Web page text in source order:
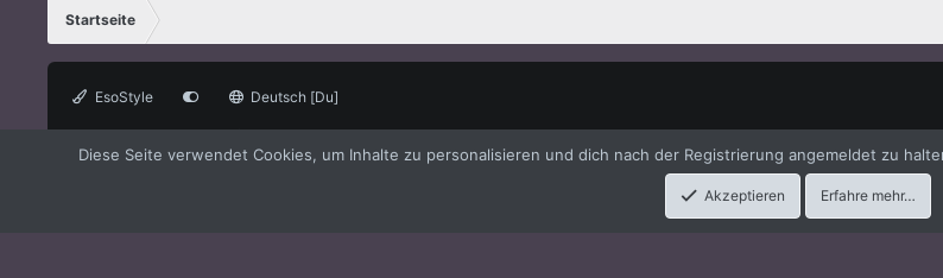
Startseite
EsoStyle Deutsch [Du]
®
Diese Seite verwendet Cookies, um Inhalte zu personalisieren und dich nach der Registrierung angemeldet zu
Akzeptieren Erfahre mehr…